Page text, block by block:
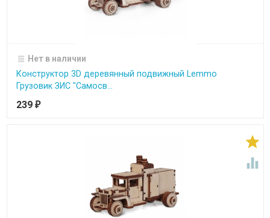
Нет в наличии
Конструктор 3D деревянный подвижный Lemmo
Грузовик ЗИС "Самосв...
239 ₽

